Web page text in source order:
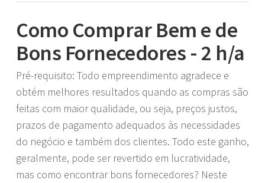
Como Comprar Bem e de
Bons Fornecedores - 2 h/a
Pré-requisito: Todo empreendimento agradece e
obtém melhores resultados quando as compras são
feitas com maior qualidade, ou seja, preços justos,
prazos de pagamento adequados às necessidades
do negócio e também dos clientes. Todo este ganho,
geralmente, pode ser revertido em lucratividade,
mas como encontrar bons fornecedores? Neste